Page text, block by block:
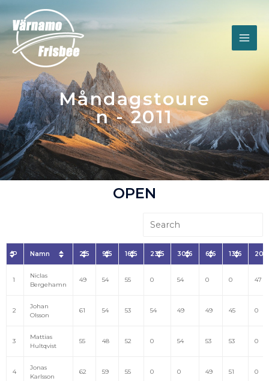
Måndagstoure
n - 2011
OPEN
P Namn 2/5 9/5 16/5 23/5 30/6 6/6 13/6 20/
1
Niclas
Bergehamn
49 54 55 0 54 0 0 47
2
Johan
Olsson
61 54 53 54 49 49 45 0
3
Mattias
Hultqvist
55 48 52 0 54 53 53 0
4
Jonas
Karlsson
62 59 55 0 0 49 51 0